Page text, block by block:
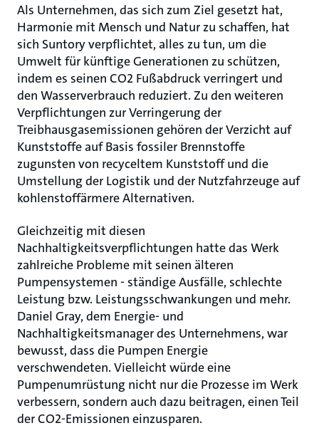
Als Unternehmen, das sich zum Ziel gesetzt hat,
Harmonie mit Mensch und Natur zu schaffen, hat
sich Suntory verpflichtet, alles zu tun, um die
Umwelt für künftige Generationen zu schützen,
indem es seinen CO2 Fußabdruck verringert und
den Wasserverbrauch reduziert. Zu den weiteren
Verpflichtungen zur Verringerung der
Treibhausgasemissionen gehören der Verzicht auf
Kunststoffe auf Basis fossiler Brennstoffe
zugunsten von recyceltem Kunststoff und die
Umstellung der Logistik und der Nutzfahrzeuge auf
kohlenstoffärmere Alternativen.
Gleichzeitig mit diesen
Nachhaltigkeitsverpflichtungen hatte das Werk
zahlreiche Probleme mit seinen älteren
Pumpensystemen - ständige Ausfälle, schlechte
Leistung bzw. Leistungsschwankungen und mehr.
Daniel Gray, dem Energie- und
Nachhaltigkeitsmanager des Unternehmens, war
bewusst, dass die Pumpen Energie
verschwendeten. Vielleicht würde eine
Pumpenumrüstung nicht nur die Prozesse im Werk
verbessern, sondern auch dazu beitragen, einen Teil
der CO2-Emissionen einzusparen.